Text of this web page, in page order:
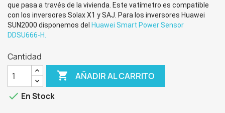
que pasa a través de la vivienda. Este vatímetro es compatible
con los inversores Solax X1 y SAJ. Para los inversores Huawei
SUN2000 disponemos del Huawei Smart Power Sensor
DDSU666-H.
Cantidad
 AÑADIR AL CARRITO
 En Stock